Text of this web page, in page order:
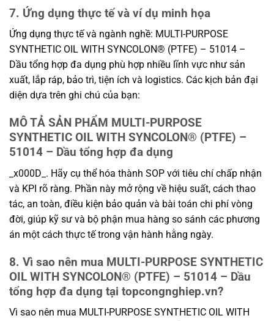
7. Ứng dụng thực tế và ví dụ minh họa
Ứng dụng thực tế và ngành nghề: MULTI-PURPOSE
SYNTHETIC OIL WITH SYNCOLON® (PTFE) – 51014 –
Dầu tổng hợp đa dụng phù hợp nhiều lĩnh vực như sản
xuất, lắp ráp, bảo trì, tiện ích và logistics. Các kịch bản đại
diện dựa trên ghi chú của bạn:
MÔ TẢ SẢN PHẨM MULTI-PURPOSE
SYNTHETIC OIL WITH SYNCOLON® (PTFE) –
51014 – Dầu tổng hợp đa dụng
_x000D_. Hãy cụ thể hóa thành SOP với tiêu chí chấp nhận
và KPI rõ ràng. Phần này mở rộng về hiệu suất, cách thao
tác, an toàn, điều kiện bảo quản và bài toán chi phí vòng
đời, giúp kỹ sư và bộ phận mua hàng so sánh các phương
án một cách thực tế trong vận hành hằng ngày.
8. Vì sao nên mua MULTI-PURPOSE SYNTHETIC
OIL WITH SYNCOLON® (PTFE) – 51014 – Dầu
tổng hợp đa dụng tại topcongnghiep.vn?
Vì sao nên mua MULTI-PURPOSE SYNTHETIC OIL WITH